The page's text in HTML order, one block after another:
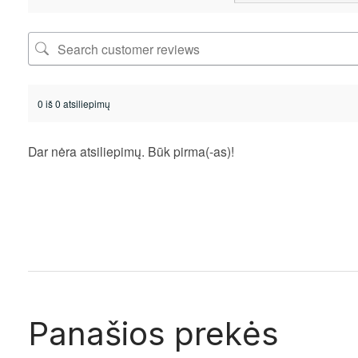
0 iš 0 atsiliepimų
Dar nėra atsiliepimų. Būk pirma(-as)!
Panašios prekės